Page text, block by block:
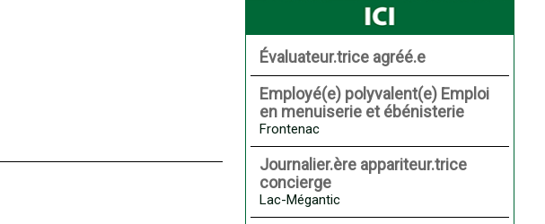
Évaluateur.trice agréé.e
Employé(e) polyvalent(e) Emploi
en menuiserie et ébénisterie
Frontenac
Journalier.ère appariteur.trice
concierge
Lac-Mégantic